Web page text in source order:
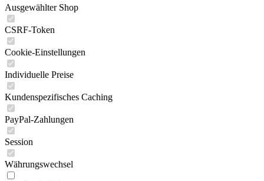
Ausgewählter Shop
CSRF-Token
Cookie-Einstellungen
Individuelle Preise
Kundenspezifisches Caching
PayPal-Zahlungen
Session
Währungswechsel